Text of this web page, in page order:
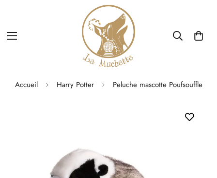
Accueil Harry Potter Peluche mascotte Poufsouffle